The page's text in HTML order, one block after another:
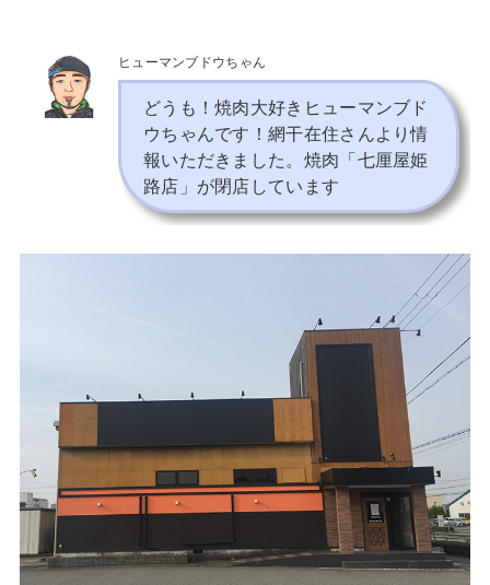
ヒューマンブドウちゃん
どうも！焼肉大好きヒューマンブド
ウちゃんです！網干在住さんより情
報いただきました。焼肉「七厘屋姫
路店」が閉店しています